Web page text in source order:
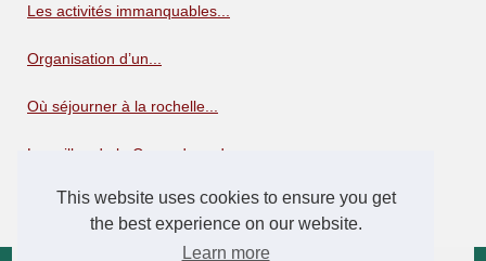
This website uses cookies to ensure you get
the best experience on our website.
Learn more
Les activités immanquables...
Organisation d’un...
Où séjourner à la rochelle...
Les villes de la Corse du sud
Villes de Haute Corse